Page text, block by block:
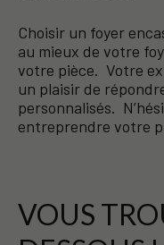
Choisir un foyer
au mieux de votre
votre pièce. Votre
un plaisir de
personnalisés.
entreprendre votre
VOUS